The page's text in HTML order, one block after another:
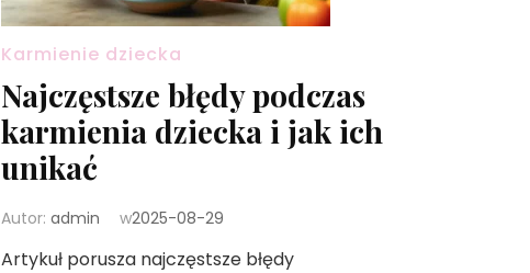
Karmienie dziecka
Najczęstsze błędy podczas
karmienia dziecka i jak ich
unikać
Autor: admin w2025-08-29
Artykuł porusza najczęstsze błędy